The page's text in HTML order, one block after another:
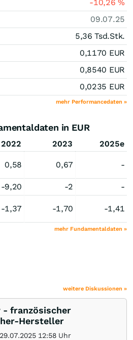
-10,26%
09.07.25
5,36 Tsd.Stk.
0,1170 EUR
0,8540 EUR
0,0235 EUR
mehr Performancedaten »
in EUR
2022 2023
2025e
0,58 0,67 -
-9,20 -2
-
-1,37 -1,70 -1,41
mehr Fundamentaldaten »
weitere Diskussionen »
- französischer
Hersteller
12:58 Uhr